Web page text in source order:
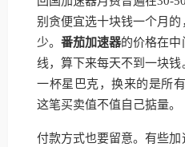
别贪便宜选十块钱一个月
少。番茄加速器的价格在中
线，算下来每天不到一块
一杯星巴克，换来的是所有
这笔买卖值不值自己掂量。
付款方式也要留意。有些